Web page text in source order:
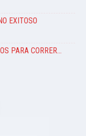
EXITOSO
PARA CORRER…